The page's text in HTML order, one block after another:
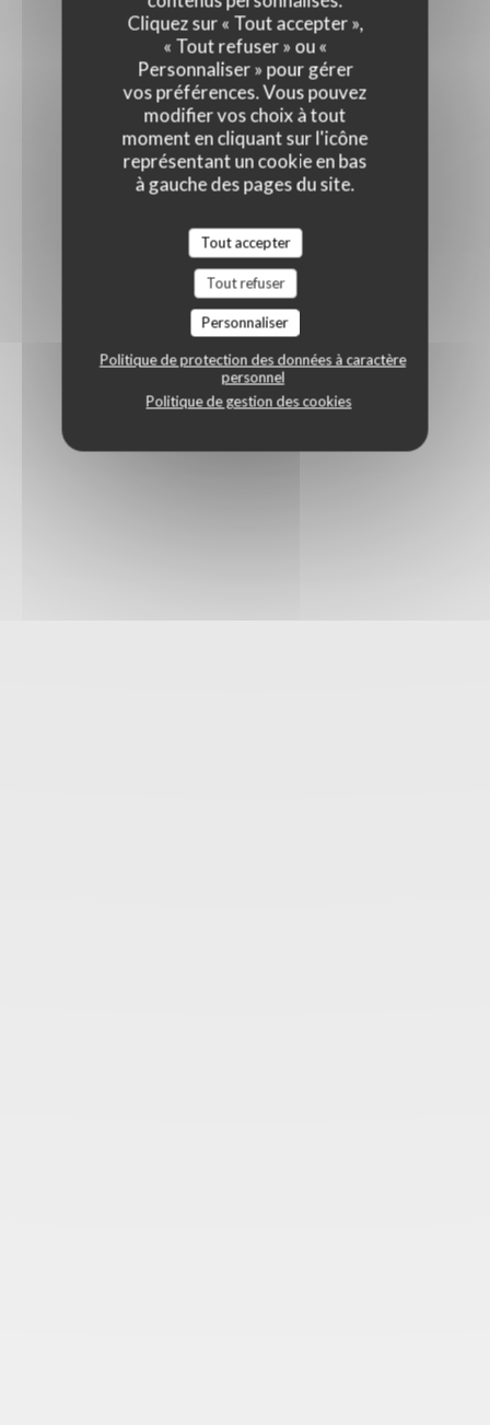
Cliquez sur « Tout accepter »,
« Tout refuser » ou «
Personnaliser » pour gérer
vos préférences. Vous pouvez
modifier vos choix à tout
moment en cliquant sur l'icône
représentant un cookie en bas
à gauche des pages du site.
Tout accepter
Tout refuser
Personnaliser
Politique de protection des données à caractère
personnel
Politique de gestion des cookies